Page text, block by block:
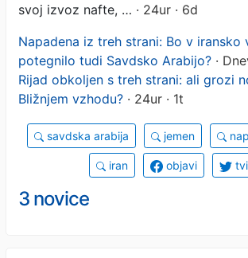
svoj izvoz nafte, … · 24ur · 6d
Napadena iz treh strani: Bo v iransko
potegnilo tudi Savdsko Arabijo? ·
Rijad obkoljen s treh strani: ali grozi
Bližnjem vzhodu? · 24ur · 1t
savdska arabija jemen
iran objavi
3 novice